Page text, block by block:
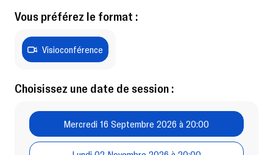
Vous préférez le format :
Visioconférence
Choisissez une date de session :
Mercredi 16 Septembre 2026 à 20:00